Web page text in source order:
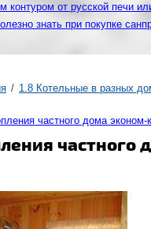
1.8 Котельные в разных
частного дома
частного
контуром от русской печи
знать при покупке